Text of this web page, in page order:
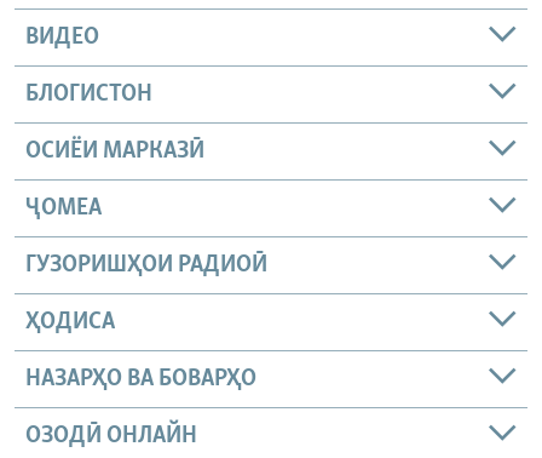
ВИДЕО
БЛОГИСТОН
ОСИЁИ МАРКАЗӢ
ҶОМEА
ГУЗОРИШҲОИ РАДИОӢ
ҲОДИСА
НАЗАРҲО ВА БОВАРҲО
ОЗОДӢ ОНЛАЙН